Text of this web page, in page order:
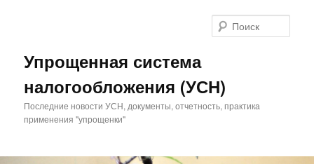
Упрощенная система
налогообложения (УСН)
Последние новости УСН, документы, отчетность, практика
применения "упрощенки"